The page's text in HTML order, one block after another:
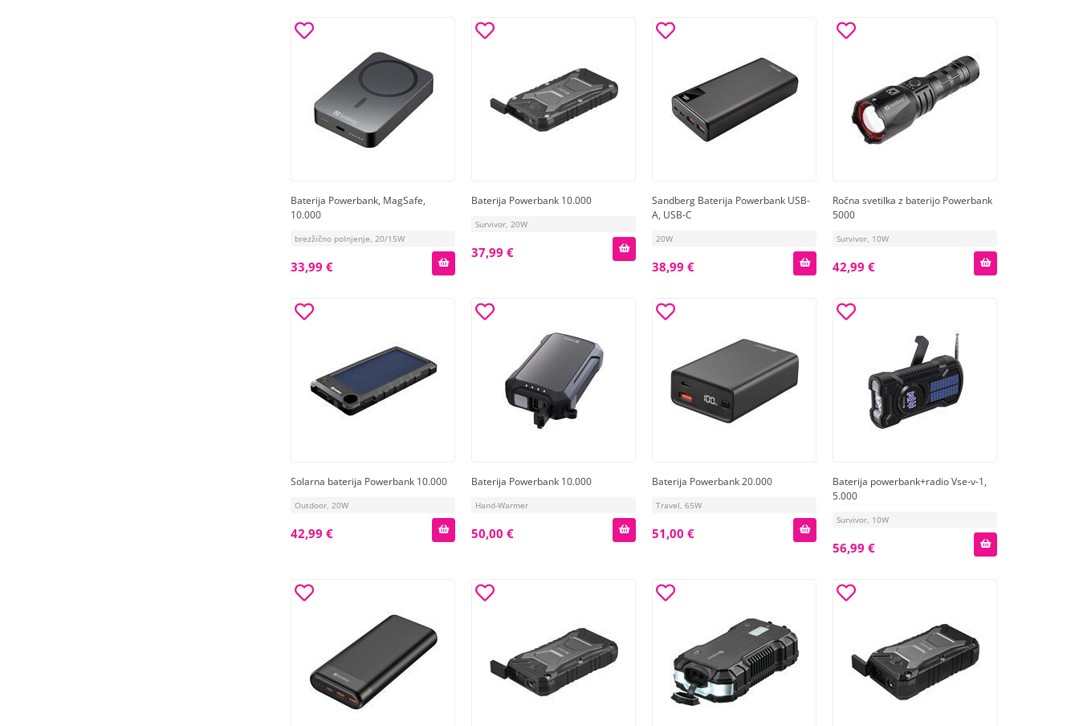
Baterija Powerbank, MagSafe,
10.000
brezžično polnjenje, 20/15W
33,99 €
Baterija Powerbank 10.000
Survivor, 20W
37,99 €
Sandberg Baterija Powerbank USB-
A, USB-C
20W
38,99 €
Ročna svetilka z baterijo Powerbank
5000
Survivor, 10W
42,99 €
Solarna baterija Powerbank 10.000
Outdoor, 20W
42,99 €
Baterija Powerbank 10.000
Hand-Warmer
50,00 €
Baterija Powerbank 20.000
Travel, 65W
51,00 €
Baterija powerbank+radio Vse-v-1,
5.000
Survivor, 10W
56,99 €